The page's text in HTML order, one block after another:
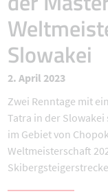
Slowakei
2. April 2023
Zwei Renntage mit
Tatra in der
im Gebiet von
Weltmeisterschaft